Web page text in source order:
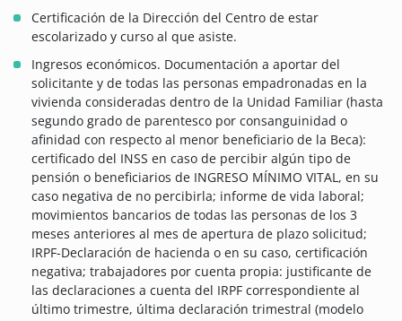
Certificación de la Dirección del Centro de estar
escolarizado y curso al que asiste.
Ingresos económicos. Documentación a aportar del
solicitante y de todas las personas empadronadas en la
vivienda consideradas dentro de la Unidad Familiar (hasta
segundo grado de parentesco por consanguinidad o
afinidad con respecto al menor beneficiario de la Beca):
certificado del INSS en caso de percibir algún tipo de
pensión o beneficiarios de INGRESO MÍNIMO VITAL, en su
caso negativa de no percibirla; informe de vida laboral;
movimientos bancarios de todas las personas de los 3
meses anteriores al mes de apertura de plazo solicitud;
IRPF-Declaración de hacienda o en su caso, certificación
negativa; trabajadores por cuenta propia: justificante de
las declaraciones a cuenta del IRPF correspondiente al
último trimestre, última declaración trimestral (modelo